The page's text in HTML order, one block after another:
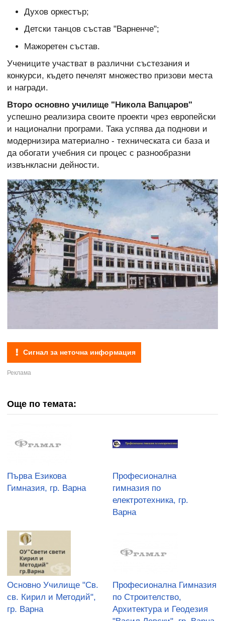
Духов оркестър;
Детски танцов състав "Варненче";
Мажоретен състав.
Учениците участват в различни състезания и
конкурси, където печелят множество призови места
и награди.
Второ основно училище "Никола Вапцаров"
успешно реализира своите проекти чрез европейски
и национални програми. Така успява да поднови и
модернизира материално - техническата си база и
да обогати учебния си процес с разнообразни
извънкласни дейности.
Сигнал за неточна информация
Още по темата:
Първа Езикова
Гимназия, гр. Варна
Професионална
гимназия по
електротехника, гр.
Варна
Основно Училище "Св.
св. Кирил и Методий",
гр. Варна
Професионална Гимназия
по Строителство,
Архитектура и Геодезия